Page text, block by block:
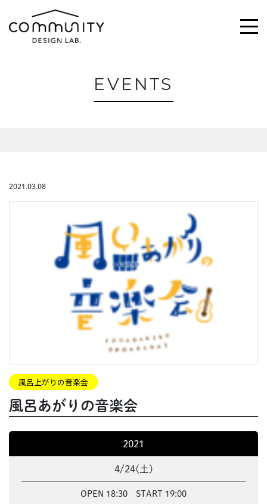
MAGAZINE
NEWS
EVENTS
EVENTS
2021.03.08
風呂上がりの音楽会
風呂あがりの音楽会
2021
4/24(土)
OPEN 18:30 START 19:00